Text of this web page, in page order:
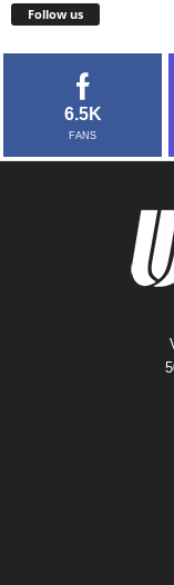
Follow us
6.5K
FANS